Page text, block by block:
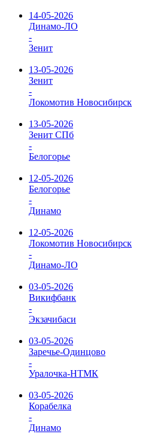
14-05-2026
Динамо-ЛО
-
Зенит
13-05-2026
Зенит
-
Локомотив Новосибирск
13-05-2026
Зенит СПб
-
Белогорье
12-05-2026
Белогорье
-
Динамо
12-05-2026
Локомотив Новосибирск
-
Динамо-ЛО
03-05-2026
Викифбанк
-
Экзачибаси
03-05-2026
Заречье-Одинцово
-
Уралочка-НТМК
03-05-2026
Корабелка
-
Динамо